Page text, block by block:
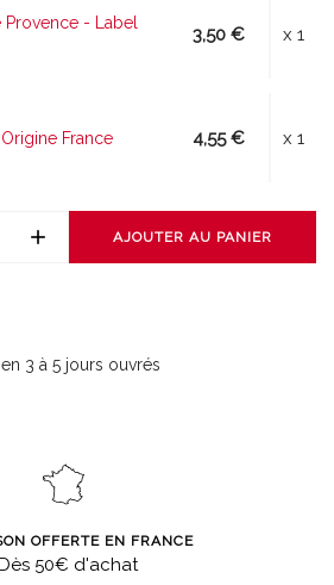
Provence - Label
3,50 € x 1
France 4,55 € x 1
AJOUTER AU PANIER
en 3 à 5 jours ouvrés
OFFERTE EN FRANCE
50€ d'achat